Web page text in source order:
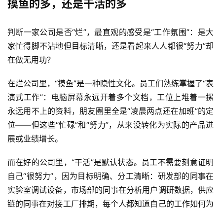
次
性
电
烟
电
子
评
通
配
烟
摸鱼的多，还是干活的多
判断一家公司是否“烂”，最直观的感受是“工作氛围”：是大
家忙得脚不沾地但目标清晰，还是看起来人人都很“努力”却
在做无用功？
在烂公司里，“摸鱼”是一种隐性文化。员工们熟练掌握了“表
演式工作”：电脑屏幕永远开着多个文档，工位上堆着一摞
永远用不上的资料，朋友圈里全是“凌晨两点还在加班”的定
位——但这些“忙碌”和“努力”，从来没转化为实际的产品进
展或业绩增长。
而在好的公司里，“干活”是默认状态。员工不需要刻意证明
自己“很努力”，因为目标明确、分工清晰：研发部的同事在
实验室调试设备，市场部的同事在分析用户调研数据，供应
链的同事在对接工厂排期，每个人都知道自己的工作如何为